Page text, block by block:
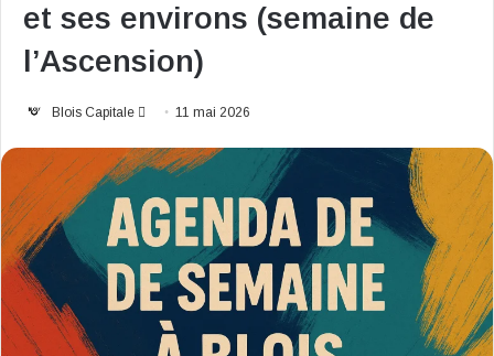
et ses environs (semaine de
l’Ascension)
Blois Capitale
Envoyer
courriel
11 mai 2026